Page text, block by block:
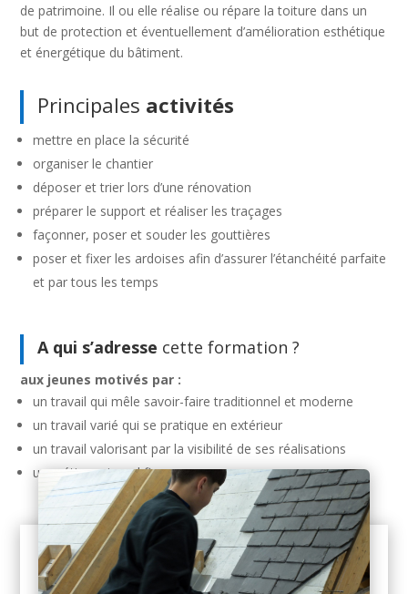
de patrimoine. Il ou elle réalise ou répare la toiture dans un
but de protection et éventuellement d’amélioration esthétique
et énergétique du bâtiment.
Principales activités
mettre en place la sécurité
organiser le chantier
déposer et trier lors d’une rénovation
préparer le support et réaliser les traçages
façonner, poser et souder les gouttières
poser et fixer les ardoises afin d’assurer l’étanchéité parfaite
et par tous les temps
A qui s’adresse cette formation ?
aux jeunes motivés par :
un travail qui mêle savoir-faire traditionnel et moderne
un travail varié qui se pratique en extérieur
un travail valorisant par la visibilité de ses réalisations
un métier qui rend fier.e